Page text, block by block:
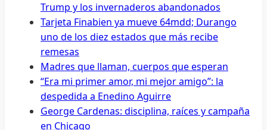
Trump y los invernaderos abandonados
Tarjeta Finabien ya mueve 64mdd; Durango
uno de los diez estados que más recibe
remesas
Madres que llaman, cuerpos que esperan
“Era mi primer amor, mi mejor amigo”: la
despedida a Enedino Aguirre
George Cardenas: disciplina, raíces y campaña
en Chicago